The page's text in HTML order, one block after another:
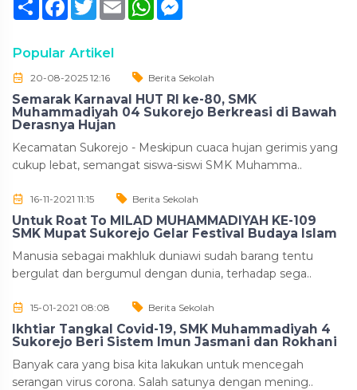
Popular Artikel
20-08-2025 12:16 Berita Sekolah
Semarak Karnaval HUT RI ke-80, SMK
Muhammadiyah 04 Sukorejo Berkreasi di Bawah
Derasnya Hujan
Kecamatan Sukorejo - Meskipun cuaca hujan gerimis yang
cukup lebat, semangat siswa-siswi SMK Muhamma..
16-11-2021 11:15 Berita Sekolah
Untuk Roat To MILAD MUHAMMADIYAH KE-109
SMK Mupat Sukorejo Gelar Festival Budaya Islam
Manusia sebagai makhluk duniawi sudah barang tentu
bergulat dan bergumul dengan dunia, terhadap sega..
15-01-2021 08:08 Berita Sekolah
Ikhtiar Tangkal Covid-19, SMK Muhammadiyah 4
Sukorejo Beri Sistem Imun Jasmani dan Rokhani
Banyak cara yang bisa kita lakukan untuk mencegah
serangan virus corona. Salah satunya dengan mening..